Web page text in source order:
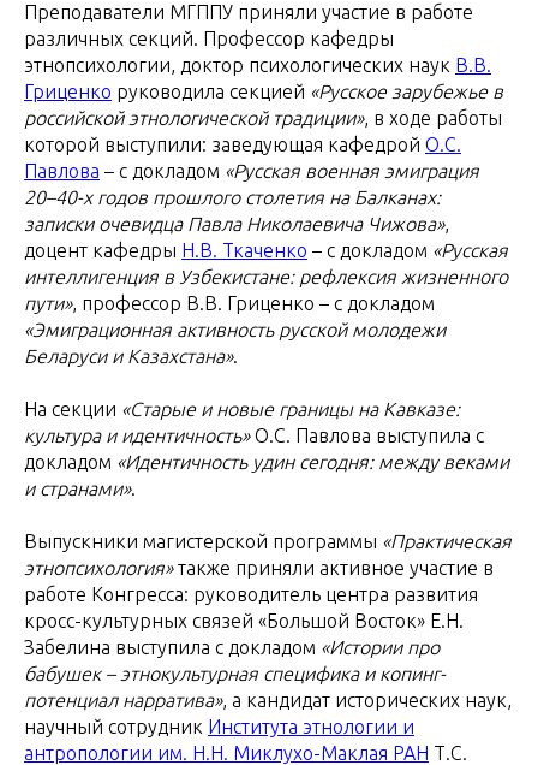
Преподаватели МГППУ приняли участие в работе
различных секций. Профессор кафедры
этнопсихологии, доктор психологических наук В.В.
Гриценко руководила секцией «Русское зарубежье в
российской этнологической традиции», в ходе работы
которой выступили: заведующая кафедрой О.С.
Павлова – с докладом «Русская военная эмиграция
20–40-х годов прошлого столетия на Балканах:
записки очевидца Павла Николаевича Чижова»,
доцент кафедры Н.В. Ткаченко – с докладом «Русская
интеллигенция в Узбекистане: рефлексия жизненного
пути», профессор В.В. Гриценко – с докладом
«Эмиграционная активность русской молодежи
Беларуси и Казахстана».
На секции «Старые и новые границы на Кавказе:
культура и идентичность»О.С. Павлова выступила с
докладом «Идентичность удин сегодня: между веками
и странами».
Выпускники магистерской программы «Практическая
этнопсихология»также приняли активное участие в
работе Конгресса: руководитель центра развития
кросс-культурных связей «Большой Восток» Е.Н.
Забелина выступила с докладом «Истории про
бабушек – этнокультурная специфика и копинг-
потенциал нарратива», а кандидат исторических наук,
научный сотрудник Института этнологии и
антропологии им. Н.Н. Миклухо-Маклая РАН Т.С.